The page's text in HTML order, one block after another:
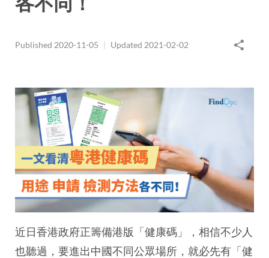
Published 2020-11-05 | Updated 2021-02-02
近日香港政府正籌備港版「健康碼」，相信不少人
也聽過，要進出中國不同公眾場所，就必先有「健